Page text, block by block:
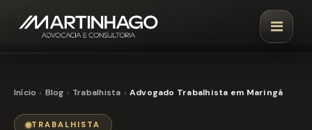
Início Blog Trabalhista Advogado Trabalhista em Maringá
TRABALHISTA